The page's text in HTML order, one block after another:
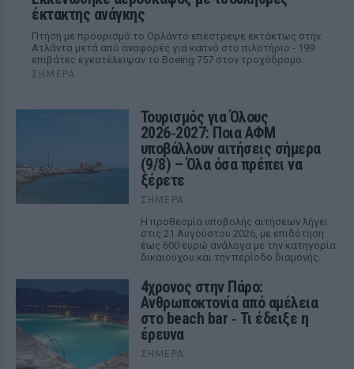
έκτακτης ανάγκης
Πτήση με προορισμό το Ορλάντο επέστρεψε εκτάκτως στην
Ατλάντα μετά από αναφορές για καπνό στο πιλοτήριο - 199
επιβάτες εγκατέλειψαν το Boeing 757 στον τροχόδρομο.
ΣΉΜΕΡΑ
Τουρισμός για Όλους
2026‑2027: Ποια ΑΦΜ
υποβάλλουν αιτήσεις σήμερα
(9/8) – Όλα όσα πρέπει να
ξέρετε
ΣΉΜΕΡΑ
Η προθεσμία υποβολής αιτήσεων λήγει
στις 21 Αυγούστου 2026, με επιδότηση
έως 600 ευρώ ανάλογα με την κατηγορία
δικαιούχου και την περίοδο διαμονής.
4χρονος στην Πάρο:
Ανθρωποκτονία από αμέλεια
στο beach bar ‑ Τι έδειξε η
έρευνα
ΣΉΜΕΡΑ